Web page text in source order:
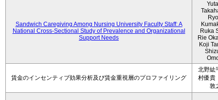
Sandwich Caregiving Among Nursing University Faculty Staff: A
National Cross-Sectional Study of Prevalence and Organizational
Support Needs
Ruka
Rie
Koji
賃金のインセンティブ効果分析及び賃金重視層のプロファイリング
北野紘
村優貴
敦